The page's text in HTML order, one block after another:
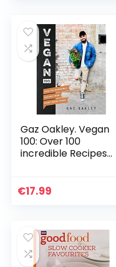
Gaz Oakley. Vegan
100: Over 100
incredible Recipes
€17.99